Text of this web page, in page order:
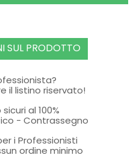
SUL PRODOTTO
il listino riservato!
al 100%
- Contrassegno
i Professionisti
ordine minimo